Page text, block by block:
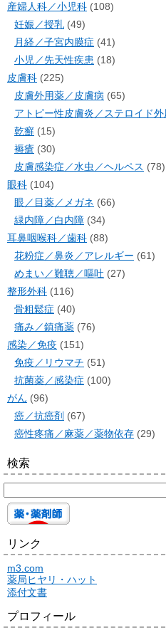
産婦人科／小児科 (108)
妊娠／授乳 (49)
月経／子宮内膜症 (41)
小児／先天性疾患 (18)
皮膚科 (225)
皮膚外用薬／皮膚病 (65)
アトピー性皮膚炎／ステロイド
乾癬 (15)
褥瘡 (30)
皮膚感染症／水虫／ヘルペス (78)
眼科 (104)
眼／目薬／メガネ (66)
緑内障／白内障 (34)
耳鼻咽喉科／歯科 (88)
花粉症／鼻炎／アレルギー (61)
めまい／難聴／嘔吐 (27)
整形外科 (116)
骨粗鬆症 (40)
痛み／鎮痛薬 (76)
感染／免疫 (151)
免疫／リウマチ (51)
抗菌薬／感染症 (100)
がん (96)
癌／抗癌剤 (67)
癌性疼痛／麻薬／薬物依存 (29)
検索
リンク
m3.com
薬局ヒヤリ・ハット
添付文書
プロフィール